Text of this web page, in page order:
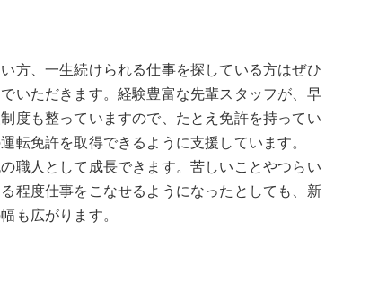
方、一生続けられる仕事を探している方はぜひ
いただきます。経験豊富な先輩スタッフが、早
度も整っていますので、たとえ免許を持ってい
免許を取得できるように支援しています。
職人として成長できます。苦しいことやつらい
程度仕事をこなせるようになったとしても、新
も広がります。